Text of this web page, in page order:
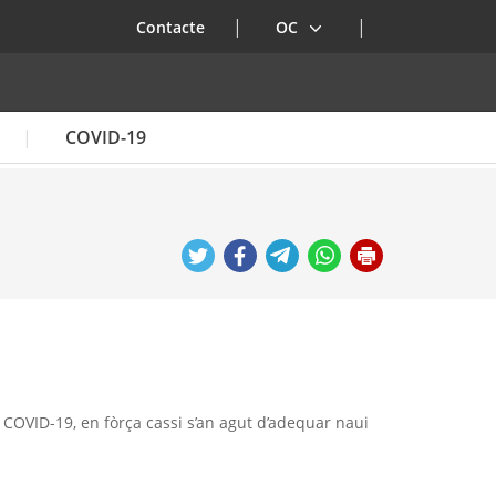
Contacte. Obre en una nova finestra.
OC
COVID-19
19, en fòrça cassi s’an agut d’adequar naui